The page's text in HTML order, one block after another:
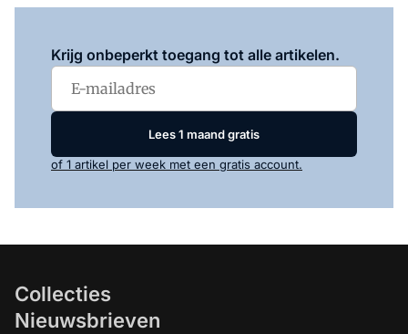
Krijg onbeperkt toegang tot alle artikelen.
Lees 1 maand gratis
of 1 artikel per week met een gratis account.
Collecties
Nieuwsbrieven